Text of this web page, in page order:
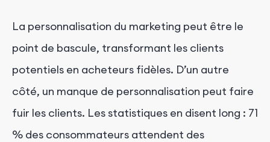
La personnalisation du marketing peut être le
point de bascule, transformant les clients
potentiels en acheteurs fidèles. D’un autre
côté, un manque de personnalisation peut faire
fuir les clients. Les statistiques en disent long : 71
% des consommateurs attendent des